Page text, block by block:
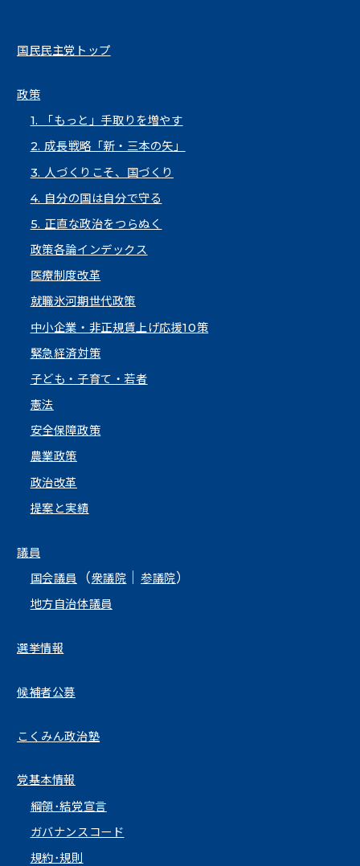
国民民主党トップ
政策
1. 「もっと」手取りを増やす
2. 成長戦略「新・三本の矢」
3. 人づくりこそ、国づくり
4. 自分の国は自分で守る
5. 正直な政治をつらぬく
政策各論インデックス
医療制度改革
就職氷河期世代政策
中小企業・非正規賃上げ応援10策
緊急経済対策
子ども・子育て・若者
憲法
安全保障政策
農業政策
政治改革
提案と実績
議員
国会議員
（衆議院 ｜参議院）
地方自治体議員
選挙情報
候補者公募
こくみん政治塾
党基本情報
綱領･結党宣言
ガバナンスコード
規約･規則